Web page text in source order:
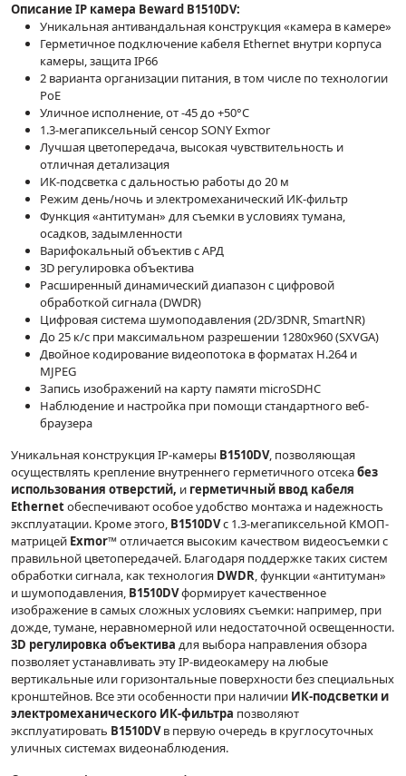
Описание IP камера Beward B1510DV:
Уникальная антивандальная конструкция «камера в камере»
Герметичное подключение кабеля Ethernet внутри корпуса
камеры, защита IP66
2 варианта организации питания, в том числе по технологии
PoE
Уличное исполнение, от -45 до +50°C
1.3-мегапиксельный сенсор SONY Exmor
Лучшая цветопередача, высокая чувствительность и
отличная детализация
ИК-подсветка с дальностью работы до 20 м
Режим день/ночь и электромеханический ИК-фильтр
Функция «антитуман» для съемки в условиях тумана,
осадков, задымленности
Варифокальный объектив с АРД
3D регулировка объектива
Расширенный динамический диапазон с цифровой
обработкой сигнала (DWDR)
Цифровая система шумоподавления (2D/3DNR, SmartNR)
До 25 к/с при максимальном разрешении 1280х960 (SXVGA)
Двойное кодирование видеопотока в форматах Н.264 и
MJPEG
Запись изображений на карту памяти microSDHC
Наблюдение и настройка при помощи стандартного веб-
браузера
Уникальная конструкция IP-камеры B1510DV, позволяющая
осуществлять крепление внутреннего герметичного отсекабез
использования отверстий, и герметичный ввод кабеля
Ethernetобеспечивают особое удобство монтажа и надежность
эксплуатации. Кроме этого, B1510DVс 1.3-мегапиксельной КМОП-
матрицей Exmor™ отличается высоким качеством видеосъемки с
правильной цветопередачей. Благодаря поддержке таких систем
обработки сигнала, как технология DWDR, функции «антитуман»
и шумоподавления, B1510DVформирует качественное
изображение в самых сложных условиях съемки: например, при
дожде, тумане, неравномерной или недостаточной освещенности.
3D регулировка объектива для выбора направления обзора
позволяет устанавливать эту IP-видеокамеру на любые
вертикальные или горизонтальные поверхности без специальных
кронштейнов. Все эти особенности при наличии ИК-подсветки и
электромеханического ИК-фильтра позволяют
эксплуатировать B1510DVв первую очередь в круглосуточных
уличных системах видеонаблюдения.